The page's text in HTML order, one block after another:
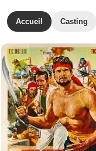
Accueil Casting